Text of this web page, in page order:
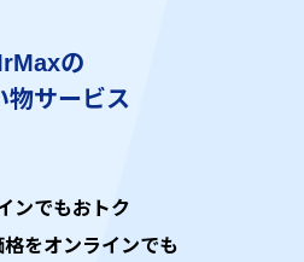
の
物サービス
ンでもおトク
をオンラインでも